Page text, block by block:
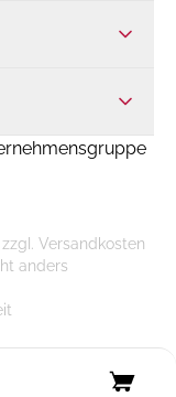
Versandkosten
anders